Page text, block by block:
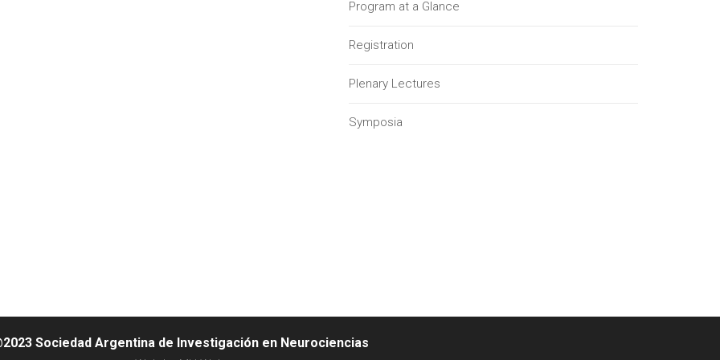
Program at a Glance
Registration
Plenary Lectures
Symposia
Sociedad Argentina de Investigación en Neurociencias